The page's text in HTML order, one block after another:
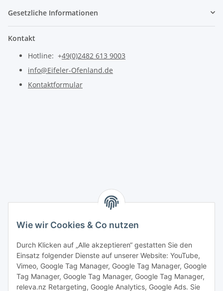
Gesetzliche Informationen
Kontakt
Hotline: +49(0)2482 613 9003
info@Eifeler-Ofenland.de
Kontaktformular
Wie wir Cookies & Co nutzen
Durch Klicken auf „Alle akzeptieren“ gestatten Sie den
Einsatz folgender Dienste auf unserer Website: YouTube,
Vimeo, Google Tag Manager, Google Tag Manager, Google
Tag Manager, Google Tag Manager, Google Tag Manager,
releva.nz Retargeting, Google Analytics, Google Ads. Sie